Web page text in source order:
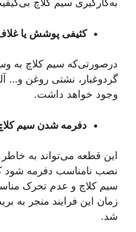
به‌کارگیری سیم کلاچ
کثیفی پوشش یا
درصورتی‌که سیم کلاچ به
گردوغبار، نشتی روغن و…
وجود خواهد داشت.
دفرمه شدن سیم
این قطعه می‌تواند به
نصب نامناسب دفرمه شود
سیم کلاچ و عدم تحرک
زمان این فرایند منجر به
شد.